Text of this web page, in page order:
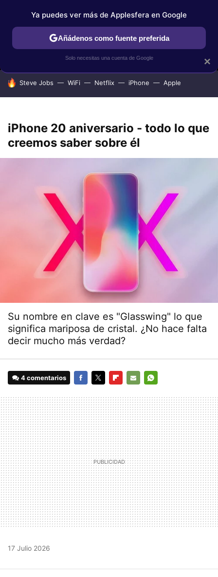
MENÚ NUEVO
TUTORIALES APPLESFERA SELECCIÓN
HOY SE HABLA DE
Steve Jobs WiFi Netflix iPhone Apple
iPhone 20 aniversario - todo lo que
creemos saber sobre él
Su nombre en clave es "Glasswing" lo que
significa mariposa de cristal. ¿No hace falta
decir mucho más verdad?
4 comentarios
MAIL
17 Julio 2026
×
Ya puedes ver más de Applesfera en Google
Añádenos como fuente preferida
Solo necesitas una cuenta de Google